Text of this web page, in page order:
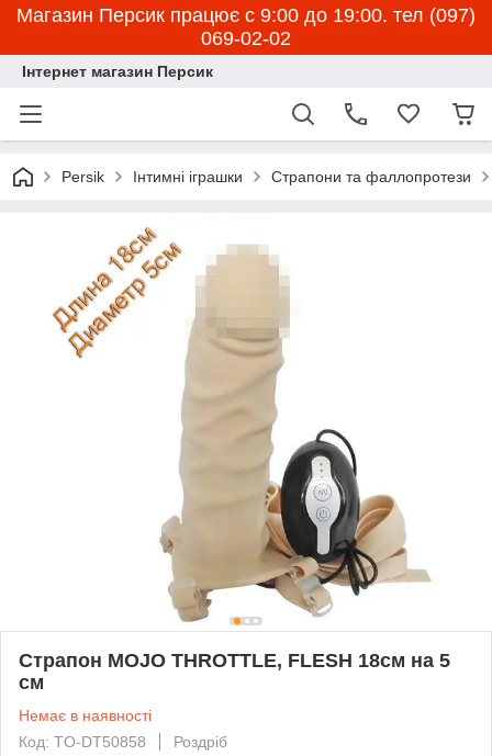
Магазин Персик працює с 9:00 до 19:00. тел (097)
069-02-02
Інтернет магазин Персик
Persik Інтимні іграшки Страпони та фаллопротези
Страпон MOJO THROTTLE, FLESH 18см на 5
см
Немає в наявності
Код: TO-DT50858
Роздріб